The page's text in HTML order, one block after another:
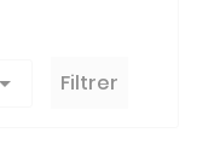
 Filtrer